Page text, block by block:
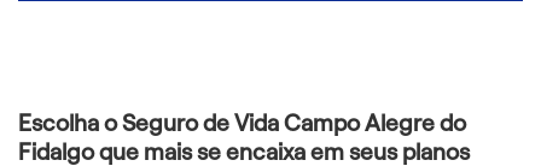
Escolha o Seguro de Vida Campo Alegre do
Fidalgo que mais se encaixa em seus planos